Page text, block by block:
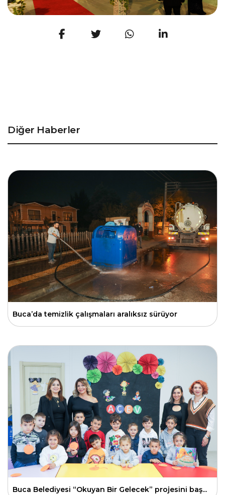
Diğer Haberler
Buca’da temizlik çalışmaları aralıksız sürüyor
Buca Belediyesi “Okuyan Bir Gelecek” projesini baş...